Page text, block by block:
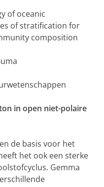
of oceanic
of stratification for
composition
in open niet-polaire
de basis voor het
het ook een sterke
Gemma